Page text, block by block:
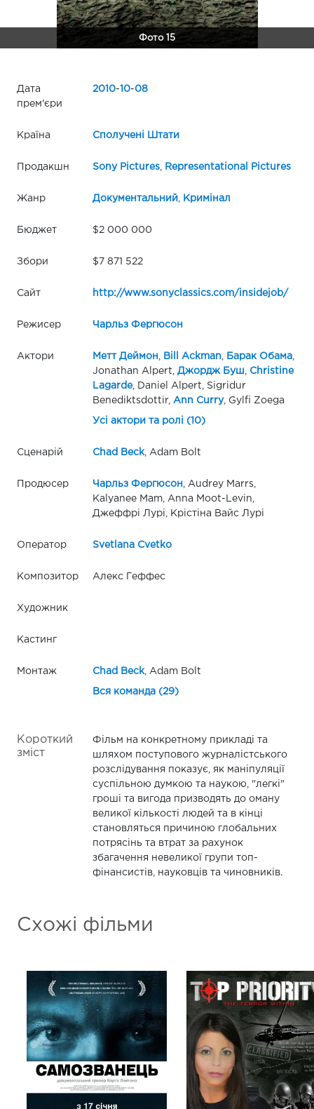
Фото 15
Дата
прем'єри
2010-10-08
Країна Сполучені Штати
Продакшн Sony Pictures, Representational Pictures
Жанр Документальний Кримінал
Бюджет $2 000 000
Збори $7 871 522
Сайт http://www.sonyclassics.com/insidejob/
Режисер Чарльз Фергюсон
Актори Метт Деймон Bill Ackman Барак Обама,
Jonathan Alpert, Джордж Буш
Christine
Lagarde, Daniel Alpert, Sigridur
Benediktsdottir, Ann Curry, Gylfi Zoega
Усі актори та ролі (10)
Сценарій Chad Beck, Adam Bolt
Продюсер Чарльз Фергюсон , Audrey Marrs,
Kalyanee Mam, Anna Moot-Levin,
Джеффрі Лурі, Крістіна Вайс Лурі
Оператор Svetlana Cvetko
Композитор Алекс Геффес
Художник
Кастинг
Монтаж Chad Beck, Adam Bolt
Вся команда (29)
Короткий
зміст
Фільм на конкретному прикладі та
шляхом поступового журналістського
розслідування показує, як маніпуляції
суспільною думкою та наукою, "легкі"
гроші та вигода призводять до оману
великої кількості людей та в кінці
становляться причиною глобальних
потрясінь та втрат за рахунок
збагачення невеликої групи топ-
фінансистів, науковців та чиновників.
Схожі фільми